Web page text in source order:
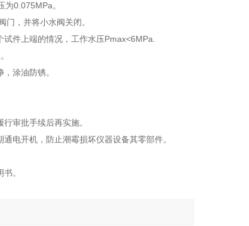
0.075MPa。
，并将小水阀关闭。
件上端的情况，工作水压Pmax<6MPa.
涂油防锈。
审批手续后再实施。
电开机，防止潮霉损坏仪器设备其零部件。
。